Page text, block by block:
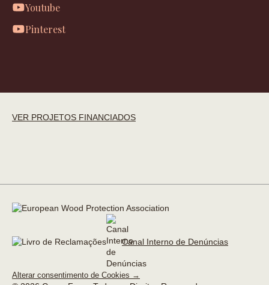
Youtube
Pinterest
VER PROJETOS FINANCIADOS
Canal Interno de Denúncias
Alterar consentimento de Cookies →